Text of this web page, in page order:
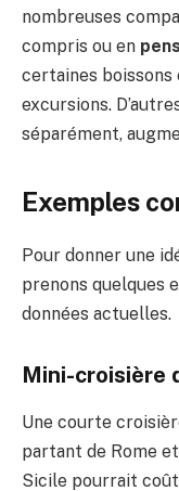
nombreuses
compris ou en
certaines boissons
excursions.
séparément,
Exemples
Pour donner une
prenons quelques
données actuelles.
Mini-croisière
Une courte
partant de Rome
Sicile pourrait